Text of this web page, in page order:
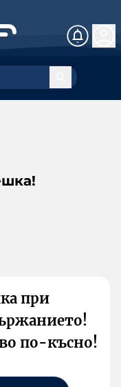
при
по-късно!